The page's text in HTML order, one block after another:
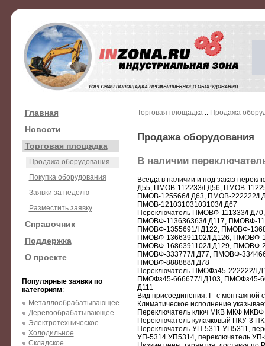
Главная
Новости
Торговая площадка
Продажа оборудования
Покупка оборудования
Заявки за неделю
Разместить заявку
Справочник
Поддержка
О проекте
Популярные заявки по
категориям:
Металлообрабатывающее
Деревообрабатывающее
Электротехническое
Холодильное
Складское
Торговая площадка:: Продажа
Продажа оборудования
В наличии
Всегда в наличии и под заказ
Д55, ПМОВ-112233/I Д56, ПМОВ-
ПМОВ-125566/I Д63, ПМОВ-222222/I
ПМОВ-12103103103103/I Д67
Переключатель ПМОВФ-111333/I
ПМОВФ-113636363/I Д117, ПМОВФ-
ПМОВФ-1355691/I Д122, ПМОВФ-
ПМОВФ-1366391102/I Д126, ПМОВФ-
ПМОВФ-1686391102/I Д129, ПМОВФ-
ПМОВФ-333777/I Д77, ПМОВФ-
ПМОВФ-888888/I Д78
Переключатель ПМОФз45-222222/I
ПМОФз45-666677/I Д103, ПМОФз45-
Д111
Вид присоединения: I - с монтажной
Климатическое исполнение
Переключатель ключ МКВ МКФ
Переключатель кулачковый ПКУ-3
Переключатель УП-5311 УП5311,
УП-5314 УП5314, переключатель